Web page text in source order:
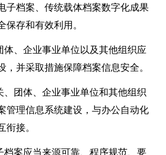
子档案、传统载体档案数字化成果
保存和有效利用。
体、企业事业单位以及其他组织应
，并采取措施保障档案信息安全。
、团体、企业事业单位和其他组织
管理信息系统建设，与办公自动化
衔接。
案应当来源可靠、程序规范、要